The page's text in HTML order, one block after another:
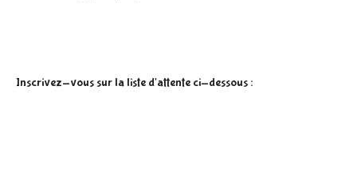
Inscrivez-vous sur la liste d'attente ci-dessous :